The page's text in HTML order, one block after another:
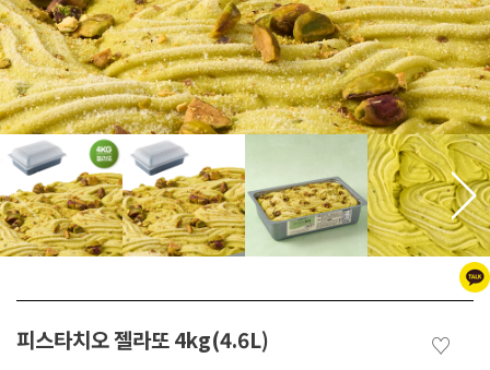
피스타치오 젤라또 4kg(4.6L) ♡